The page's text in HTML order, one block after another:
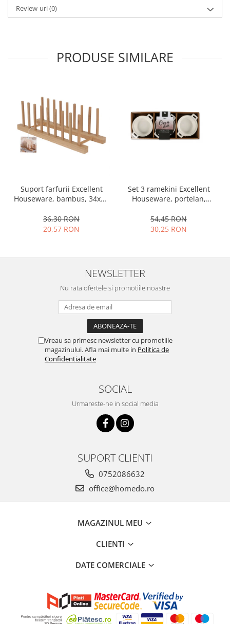
Review-uri(0)
PRODUSE SIMILARE
Suport farfurii Excellent
Houseware, bambus, 34x12
36,30 RON
20,57 RON
Set 3 ramekini Excellent
Houseware, portelan,
54,45 RON
30,25 RON
NEWSLETTER
Nu rata ofertele si promotiile noastre
Vreau sa primesc newsletter cu promotiile
magazinului. Afla mai multe in Politica de
Confidentialitate
SOCIAL
Urmareste-ne in social media
SUPORT CLIENTI
0752086632
office@homedo.ro
MAGAZINUL MEU
CLIENTI
DATE COMERCIALE